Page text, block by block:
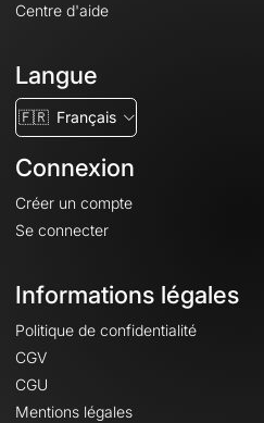
Centre d'aide
Langue
🇫🇷 Français
Connexion
Créer un compte
Se connecter
Informations légales
Politique de confidentialité
CGV
CGU
Mentions légales